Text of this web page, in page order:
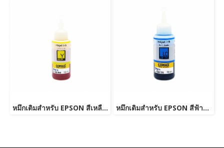
หมึกเติมสำหรับ EPSON สีเหลือง 70 ml. โคแมกซ์ หมึกเติมสำหรับ EPSON สีฟ้าอ่อน 70 ml. โคแมกซ์